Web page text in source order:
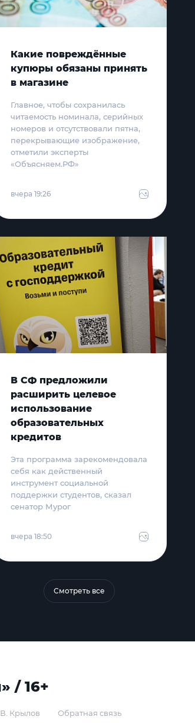
Какие повреждённые
купюры обязаны принять
в магазине
Главное, чтобы сохранилась
читаемость номинала, серийных
номеров и отсутствовали пятна,
перекрывающие изображение,
отметили эксперты
«Объясняем.РФ»
вчера 19:26
В СФ предложили
расширить целевое
использование
образовательных
кредитов
Эта программа зарекомендовала
себя как действенный
инструмент социальной
поддержки студентов, сказал
сенатор Мурог
вчера 18:50
Смотреть все
/ 16+
Крылов Обратная связь